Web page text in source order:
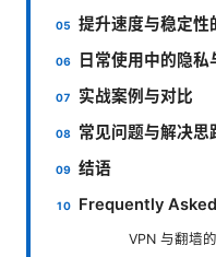
提升速度与稳定性
日常使用中的隐
实战案例与对比
常见问题与解决思
结语
Frequently
VPN 与翻墙